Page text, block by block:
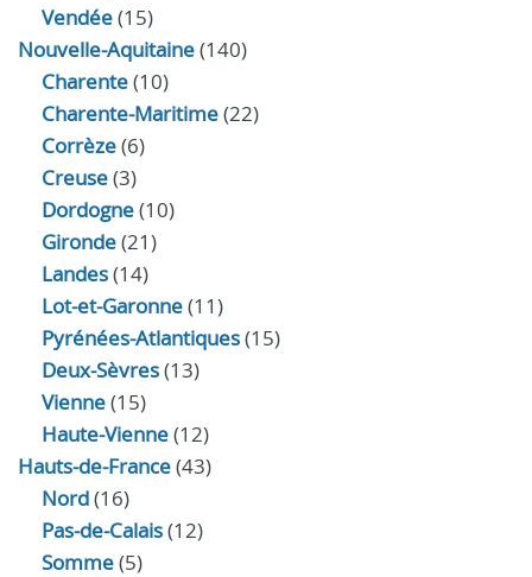
Vendée(15)
Nouvelle-Aquitaine(140)
Charente(10)
Charente-Maritime(22)
Corrèze(6)
Creuse(3)
Dordogne(10)
Gironde(21)
Landes(14)
Lot-et-Garonne(11)
Pyrénées-Atlantiques(15)
Deux-Sèvres(13)
Vienne(15)
Haute-Vienne(12)
Hauts-de-France(43)
Nord(16)
Pas-de-Calais(12)
Somme(5)